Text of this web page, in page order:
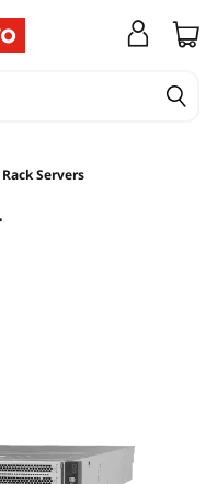
Rack Servers